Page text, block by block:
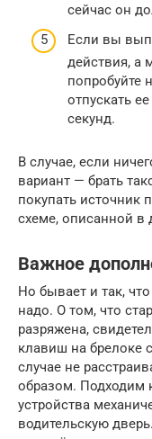
сейчас он
Если вы
действия, а
попробуйте
отпускать
секунд.
В случае, если
вариант — брать
покупать источник
схеме, описанной в
Важное
Но бывает и так,
надо. О том, что
разряжена,
клавиш на брелоке
случае не
образом. Подходим
устройства
водительскую